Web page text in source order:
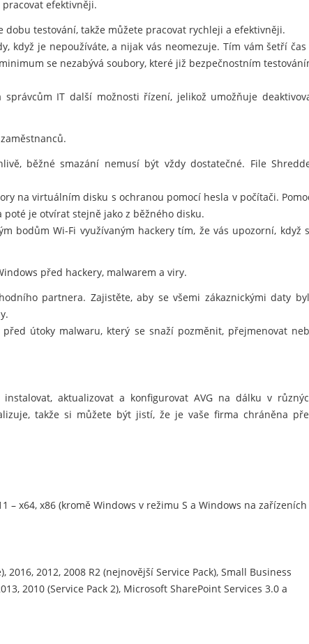
pracovat efektivněji.
testování, takže můžete pracovat rychleji a efektivněji.
když je nepoužíváte, a nijak vás neomezuje. Tím vám šetří čas
se nezabývá soubory, které již bezpečnostním
IT další možnosti řízení, jelikož umožňuje
běžné smazání nemusí být vždy dostatečné. File
na virtuálním disku s ochranou pomocí hesla v počítači.
je otvírat stejně jako z běžného disku.
bodům Wi-Fi využívaným hackery tím, že vás upozorní, když
před hackery, malwarem a viry.
partnera. Zajistěte, aby se všemi zákaznickými daty
útoky malwaru, který se snaží pozměnit, přejmenovat
aktualizovat a konfigurovat AVG na dálku v
takže si můžete být jistí, že je vaše firma chráněna
– x64, x86 (kromě Windows v režimu S a Windows na zařízeních
2012, 2008 R2 (nejnovější Service Pack), Small Business
2010 (Service Pack 2), Microsoft SharePoint Services 3.0 a